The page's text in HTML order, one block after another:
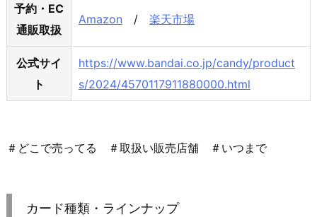
予約・EC
通販取扱
Amazon / 楽天市場
公式サイ
ト
https://www.bandai.co.jp/candy/product
s/2024/4570117911880000.html
＃どこで売ってる ＃取扱い販売店舗 ＃いつまで
カード種類・ラインナップ